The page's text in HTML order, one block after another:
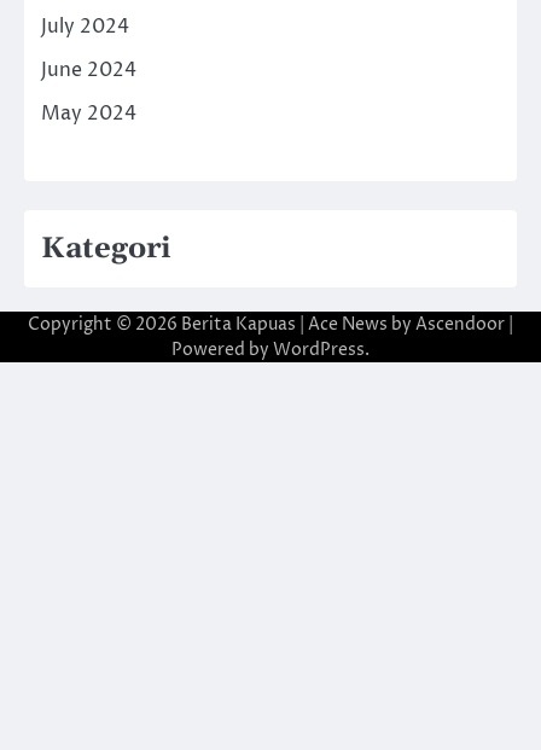
July 2024
June 2024
May 2024
Kategori
Copyright © 2026 Berita Kapuas | Ace News by Ascendoor
Powered by WordPress.